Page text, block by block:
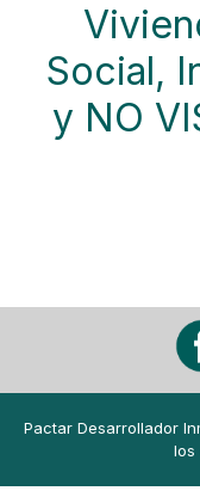
Social,
y NO
Pactar Desarrollador
los